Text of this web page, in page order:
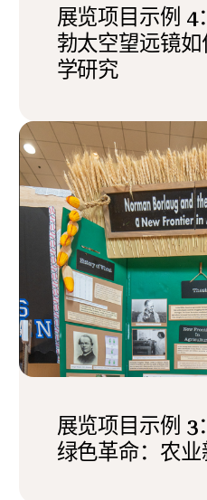
展览项目示例 4
勃太空望远镜
学研究
展览项目示例 3
绿色革命：农